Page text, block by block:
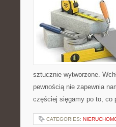
sztucznie wytworzone.
pewnością nie zapewnia
częściej sięgamy po to, co
CATEGORIES: